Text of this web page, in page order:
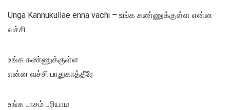
Unga Kannukullae enna vachi – உங்க கண்ணுக்குள்ள என்ன
வச்சி
உங்க கண்ணுக்குள்ள
என்ன வச்சி பாதுகாத்தீரே
உங்க பாசம் புரியாம